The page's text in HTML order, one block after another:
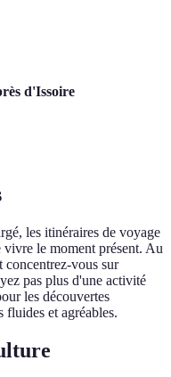
d'Issoire
les itinéraires de voyage
le moment présent. Au
concentrez-vous sur
pas plus d'une activité
les découvertes
fluides et agréables.